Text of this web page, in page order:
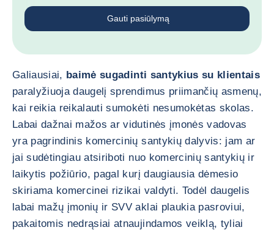
Gauti pasiūlymą
Galiausiai, baimė sugadinti santykius su klientais
paralyžiuoja daugelį sprendimus priimančių asmenų,
kai reikia reikalauti sumokėti nesumokėtas skolas.
Labai dažnai mažos ar vidutinės įmonės vadovas
yra pagrindinis komercinių santykių dalyvis: jam ar
jai sudėtingiau atsiriboti nuo komercinių santykių ir
laikytis požiūrio, pagal kurį daugiausia dėmesio
skiriama komercinei rizikai valdyti. Todėl daugelis
labai mažų įmonių ir SVV aklai plaukia pasroviui,
pakaitomis nedrąsiai atnaujindamos veiklą, tyliai